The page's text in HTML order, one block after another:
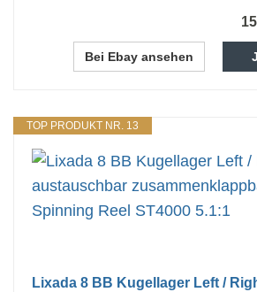
Bei Ebay ansehen
TOP PRODUKT NR. 13
Lixada 8 BB Kugellager Left /